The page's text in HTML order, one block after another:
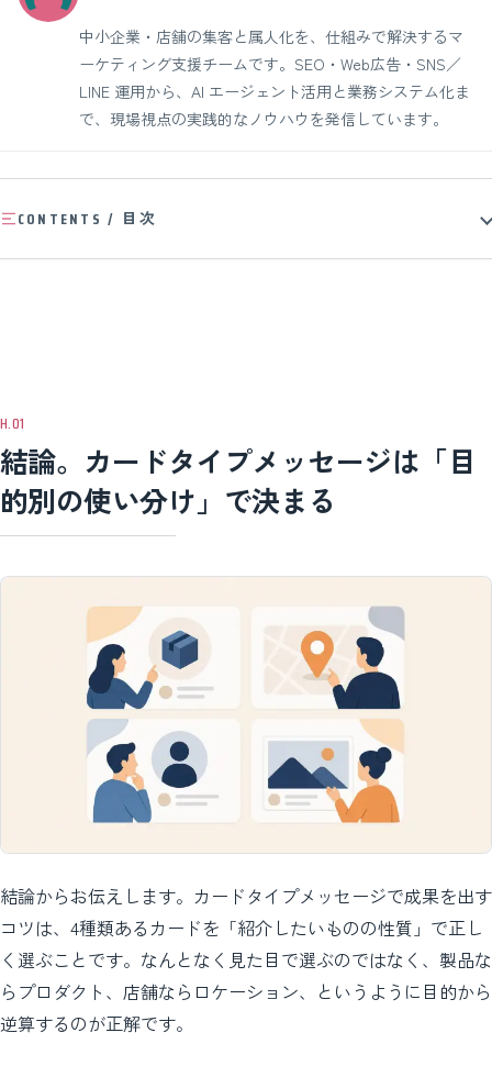
中小企業・店舗の集客と属人化を、仕組みで解決するマ
ーケティング支援チームです。SEO・Web広告・SNS／
LINE 運用から、AI エージェント活用と業務システム化ま
で、現場視点の実践的なノウハウを発信しています。
CONTENTS / 目次
結論。カードタイプメッセージは「目
的別の使い分け」で決まる
結論からお伝えします。カードタイプメッセージで成果を出す
コツは、4種類あるカードを「紹介したいものの性質」で正し
く選ぶことです。なんとなく見た目で選ぶのではなく、製品な
らプロダクト、店舗ならロケーション、というように目的から
逆算するのが正解です。